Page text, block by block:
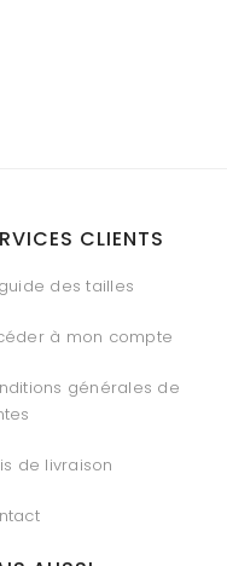
CLIENTS
des tailles
à mon compte
générales de
de livraison